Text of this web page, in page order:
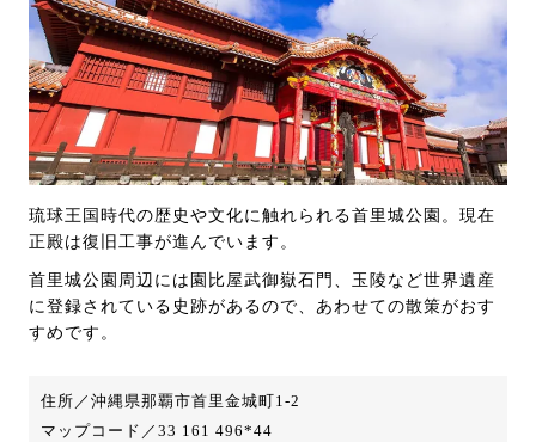
琉球王国時代の歴史や文化に触れられる首里城公園。現在
正殿は復旧工事が進んでいます。
首里城公園周辺には園比屋武御嶽石門、玉陵など世界遺産
に登録されている史跡があるので、あわせての散策がおす
すめです。
住所／沖縄県那覇市首里金城町1-2
マップコード／33 161 496*44